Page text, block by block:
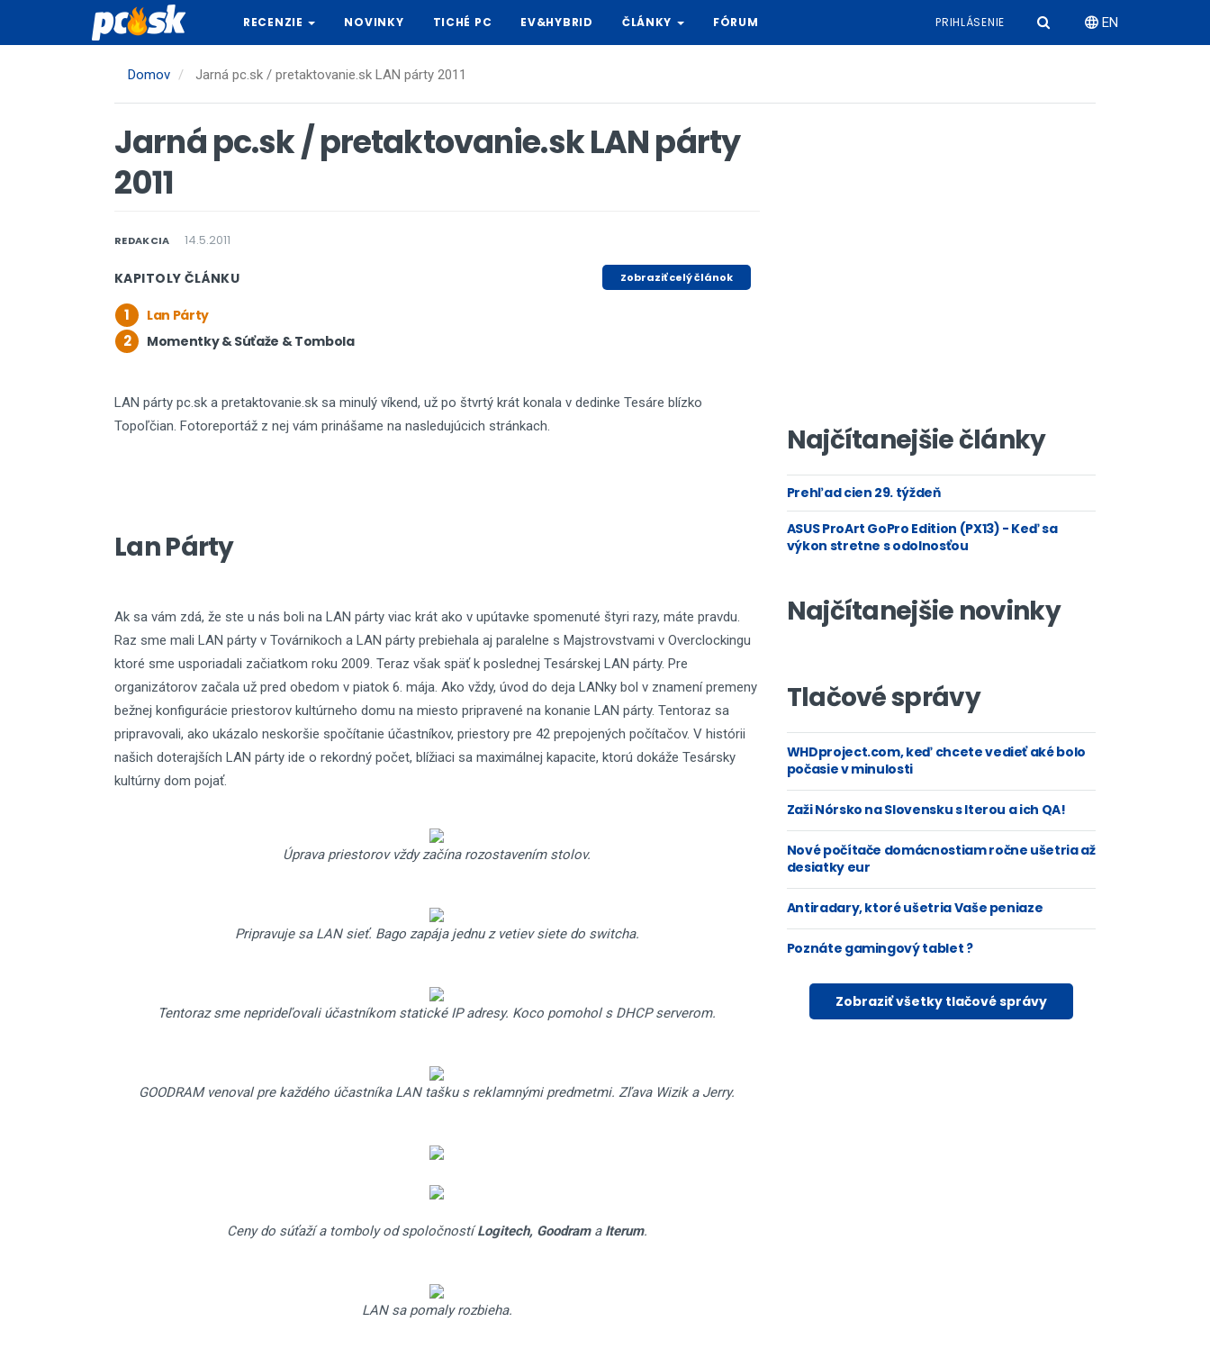
hlavný
RECENZIE NOVINKY TICHÉ PC EV&HYBRID ČLÁNKY FÓRUM PRIHLÁSENIE EN
Domov Jarná pc.sk / pretaktovanie.sk LAN párty 2011
Jarná pc.sk / pretaktovanie.sk LAN párty
2011
REDAKCIA 14.5.2011
KAPITOLY ČLÁNKU Zobraziť celý článok
1 Lan Párty
2 Momentky & Súťaže & Tombola
LAN párty pc.sk a pretaktovanie.sk sa minulý víkend, už po štvrtý krát konala v dedinke Tesáre blízko
Topoľčian. Fotoreportáž z nej vám prinášame na nasledujúcich stránkach.
Lan Párty
Ak sa vám zdá, že ste u nás boli na LAN párty viac krát ako v upútavke spomenuté štyri razy, máte pravdu.
Raz sme mali LAN párty v Továrnikoch a LAN párty prebiehala aj paralelne s Majstrovstvami v Overclockingu
ktoré sme usporiadali začiatkom roku 2009. Teraz však späť k poslednej Tesárskej LAN párty. Pre
organizátorov začala už pred obedom v piatok 6. mája. Ako vždy, úvod do deja LANky bol v znamení premeny
bežnej konfigurácie priestorov kultúrneho domu na miesto pripravené na konanie LAN párty. Tentoraz sa
pripravovali, ako ukázalo neskoršie spočítanie účastníkov, priestory pre 42 prepojených počítačov. V histórii
našich doterajších LAN párty ide o rekordný počet, blížiaci sa maximálnej kapacite, ktorú dokáže Tesársky
kultúrny dom pojať.
Úprava priestorov vždy začína rozostavením stolov.
Pripravuje sa LAN sieť. Bago zapája jednu z vetiev siete do switcha.
Tentoraz sme neprideľovali účastníkom statické IP adresy. Koco pomohol s DHCP serverom.
GOODRAM venoval pre každého účastníka LAN tašku s reklamnými predmetmi. Zľava Wizik a Jerry.
Ceny do súťaží a tomboly od spoločnostíLogitech, Goodrama Iterum.
LAN sa pomaly rozbieha.
Najčítanejšie články
Prehľad cien 29. týždeň
ASUS ProArt GoPro Edition (PX13) - Keď sa
výkon stretne s odolnosťou
Najčítanejšie novinky
Tlačové správy
WHDproject.com, keď chcete vedieť aké bolo
počasie v minulosti
Zaži Nórsko na Slovensku s Iterou a ich QA!
Nové počítače domácnostiam ročne ušetria až
desiatky eur
Antiradary, ktoré ušetria Vaše peniaze
Poznáte gamingový tablet ?
Zobraziť všetky tlačové správy